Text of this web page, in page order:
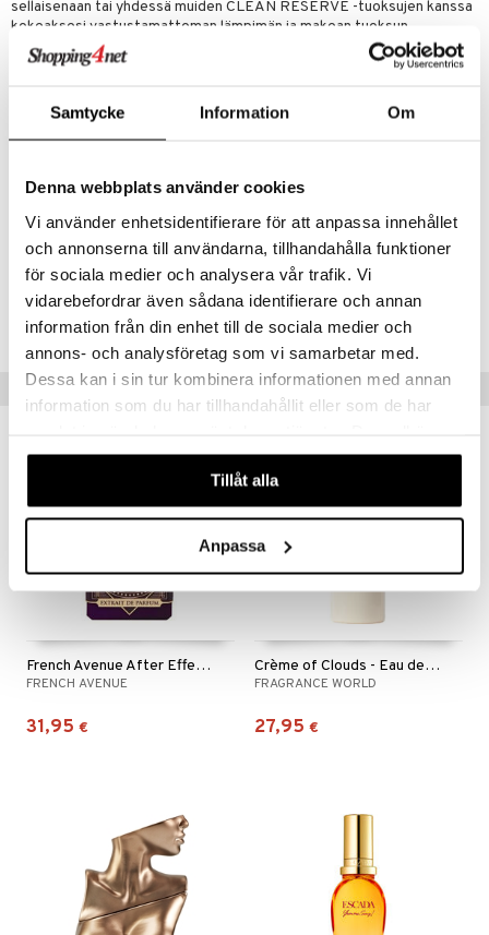
Samtycke Information Om
Denna webbplats använder cookies
Vi använder enhetsidentifierare för att anpassa innehållet
och annonserna till användarna, tillhandahålla funktioner
för sociala medier och analysera vår trafik. Vi
vidarebefordrar även sådana identifierare och annan
information från din enhet till de sociala medier och
annons- och analysföretag som vi samarbetar med.
Dessa kan i sin tur kombinera informationen med annan
information som du har tillhandahållit eller som de har
våra cookies vid fortsatt användande av vår webbplats.
Tillåt alla
Anpassa
sellaisenaan tai yhdessä muiden CLEAN RESERVE -tuoksujen kanssa
kokeaksesi vastustamattoman lämpimän ja makean tuoksun.
CLEAN RESERVE -kokoelma on luotu ajatellen ihmisiä ja planeettaa:
hyödyttävät maanviljelijöitä ja heidän yhteisöjään. Clean Skin Reserve
Blend EdP sisältää vastuullista Madagaskarilta saatua vaniljaa, joka
auttaa tukemaan maanviljelysyhteisöjä uudelleenviljelyohjelmien,
Päätuoksu: kuusama, bergamotti, appelsiininkukka
Sydäntuoksu
: vaniljaorkidea, pioni
Pohjatuoksu: praliini, valkoinen setripuu, myski
Tuotenumero
C12AV-12-30-XX-XX
Suositut tuotteet
French Avenue After Effect - Extrait de parfum
FRENCH AVENUE
31,95 €
Crème of Clouds - Eau de parfum
FRAGRANCE WORLD
27,95 €